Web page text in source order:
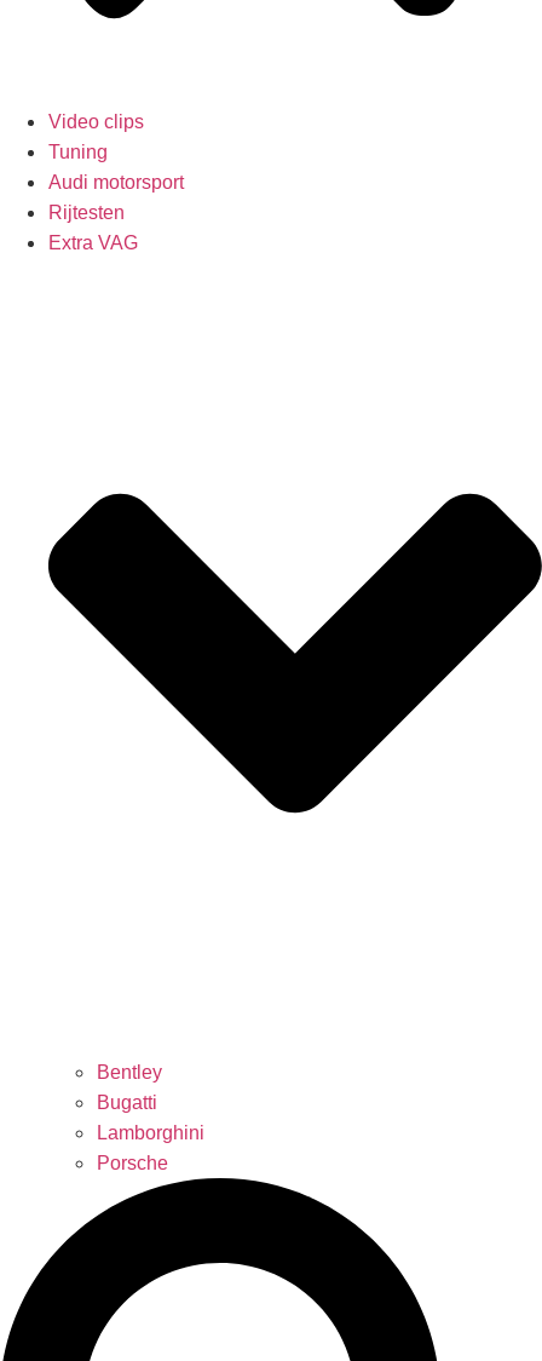
Video clips
Tuning
Audi motorsport
Rijtesten
Extra VAG
Bentley
Bugatti
Lamborghini
Porsche